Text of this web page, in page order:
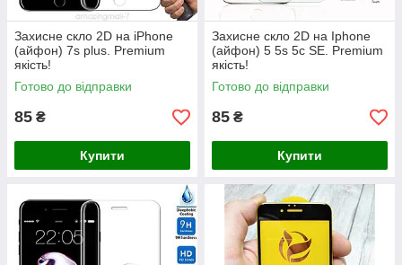
Захисне скло 2D на iPhone
(айфон) 7s plus. Premium
якість!
Готово до відправки
85 ₴
Купити
Захисне скло 2D на Iphone
(айфон) 5 5s 5c SE. Premium
якість!
Готово до відправки
85 ₴
Купити